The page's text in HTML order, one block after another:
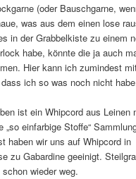
(oder Bauschgarne,
was aus dem einen lose
in der Grabbelkiste zu einem
habe, könnte die ja auch
Hier kann ich zumindest
ich so was noch nicht
ist ein Whipcord aus Leinen
„so einfarbige Stoffe“
haben wir uns auf Whipcord in
zu Gabardine geeinigt.
wieder weg.